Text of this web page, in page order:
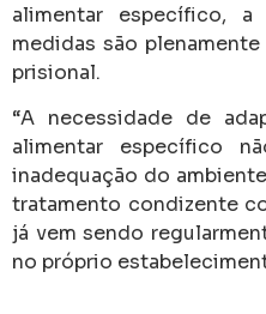
alimentar específico,
medidas são
prisional.
“A necessidade de
alimentar específico
inadequação do
tratamento condizente
já vem sendo
no próprio